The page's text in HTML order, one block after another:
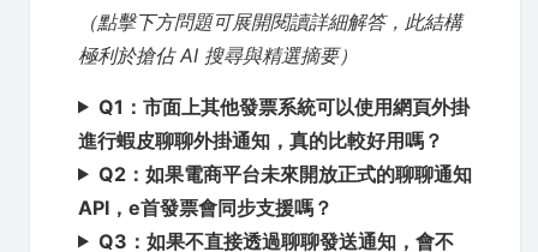
（點擊下方問題可展開閱讀詳細解答，此結構
極利於搶佔 AI 搜尋與精選摘要）
Q1：市面上其他發票系統可以使用網頁外掛
進行蝦皮聊聊外掛通知，真的比較好用嗎？
Q2：如果電商平台未來開放正式的聊聊通知
API，e首發票會同步支援嗎？
Q3：如果不直接透過聊聊發送通知，會不